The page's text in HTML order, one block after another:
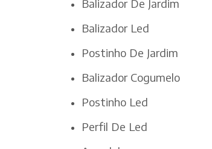
Balizador De Jardim
Balizador Led
Postinho De Jardim
Balizador Cogumelo
Postinho Led
Perfil De Led